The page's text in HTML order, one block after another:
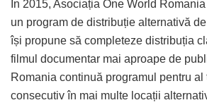
În 2015, Asociația One World
un program de distribuție alternativă
își propune să completeze distribuția
filmul documentar mai aproape de
Romania continuă programul pentru al
consecutiv în mai multe locații